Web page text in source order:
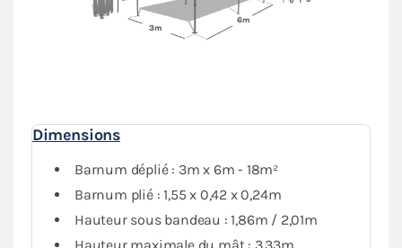
380gr/m² est renforcée au niveau des angles et des
complètement étanche
Lepack Fenêtres(composé de deux murs avec fenêtre,
deux murs pleins et deux murs avec porte) vous
garantit uneprotection optimalecontre les
intempéries. Vous pourrez fermer complètement votre
abri tout en conservant de la visibilité grâce au PVC
transparent.
Dimensions
Barnum déplié : 3m x 6m - 18m²
Barnum plié : 1,55 x 0,42 x 0,24m
Hauteur sous bandeau : 1,86m / 2,01m